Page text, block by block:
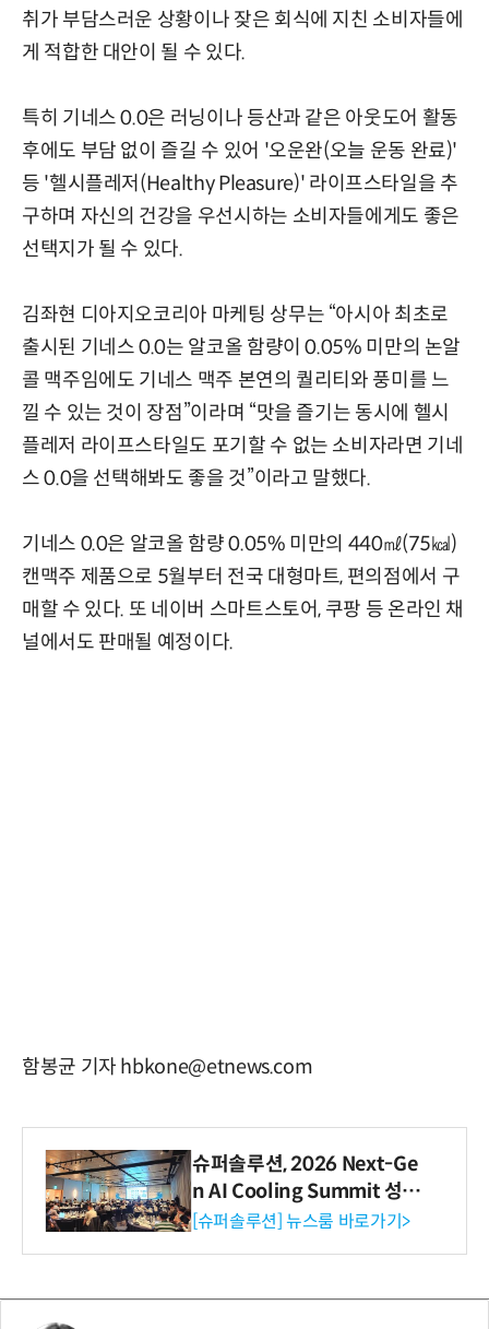
취가 부담스러운 상황이나 잦은 회식에 지친 소비자들에
게 적합한 대안이 될 수 있다.
특히 기네스 0.0은 러닝이나 등산과 같은 아웃도어 활동
후에도 부담 없이 즐길 수 있어 '오운완(오늘 운동 완료)'
등 '헬시플레저(Healthy Pleasure)' 라이프스타일을 추
구하며 자신의 건강을 우선시하는 소비자들에게도 좋은
선택지가 될 수 있다.
김좌현 디아지오코리아 마케팅 상무는 “아시아 최초로
출시된 기네스 0.0는 알코올 함량이 0.05% 미만의 논알
콜 맥주임에도 기네스 맥주 본연의 퀄리티와 풍미를 느
낄 수 있는 것이 장점”이라며 “맛을 즐기는 동시에 헬시
플레저 라이프스타일도 포기할 수 없는 소비자라면 기네
스 0.0을 선택해봐도 좋을 것”이라고 말했다.
기네스 0.0은 알코올 함량 0.05% 미만의 440㎖(75㎉)
캔맥주 제품으로 5월부터 전국 대형마트, 편의점에서 구
매할 수 있다. 또 네이버 스마트스토어, 쿠팡 등 온라인 채
널에서도 판매될 예정이다.
함봉균 기자 hbkone@etnews.com
슈퍼솔루션, 2026 Next-Ge
n AI Cooling Summit 성황
리 성료
[슈퍼솔루션] 뉴스룸 바로가기>